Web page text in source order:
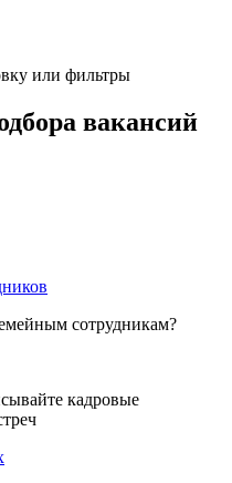
или фильтры
вакансий
сотрудникам?
кадровые